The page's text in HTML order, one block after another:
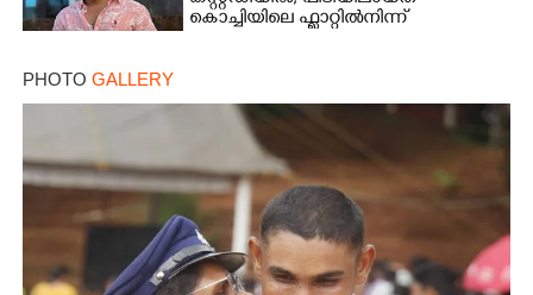
കൊച്ചിയിലെ ഫ്ലാറ്റിൽനിന്ന്
PHOTO GALLERY